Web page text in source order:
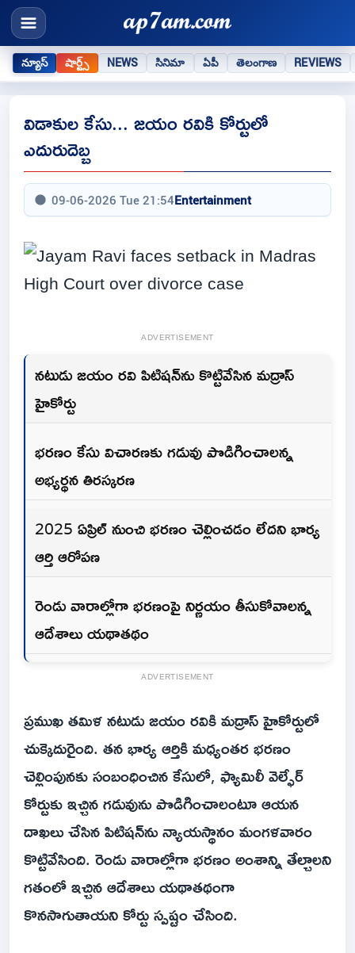
న్యూస్ షార్ట్స్ NEWS సినిమా ఏపీ తెలంగాణ REVIEWS
విడాకుల కేసు... జయం రవికి కోర్టులో
ఎదురుదెబ్బ
09-06-2026 Tue 21:54Entertainment
ADVERTISEMENT
నటుడు జయం రవి పిటిషన్‌ను కొట్టివేసిన మద్రాస్
హైకోర్టు
భరణం కేసు విచారణకు గడువు పొడిగించాలన్న
అభ్యర్థన తిరస్కరణ
2025 ఏప్రిల్ నుంచి భరణం చెల్లించడం లేదని భార్య
ఆర్తి ఆరోపణ
రెండు వారాల్లోగా భరణంపై నిర్ణయం తీసుకోవాలన్న
ఆదేశాలు యథాతథం
ADVERTISEMENT
ప్రముఖ తమిళ నటుడు జయం రవికి మద్రాస్ హైకోర్టులో
చుక్కెదురైంది. తన భార్య ఆర్తికి మధ్యంతర భరణం
చెల్లింపునకు సంబంధించిన కేసులో, ఫ్యామిలీ వెల్ఫేర్
కోర్టుకు ఇచ్చిన గడువును పొడిగించాలంటూ ఆయన
దాఖలు చేసిన పిటిషన్‌ను న్యాయస్థానం మంగళవారం
కొట్టివేసింది. రెండు వారాల్లోగా భరణం అంశాన్ని తేల్చాలని
గతంలో ఇచ్చిన ఆదేశాలు యథాతథంగా
కొనసాగుతాయని కోర్టు స్పష్టం చేసింది.